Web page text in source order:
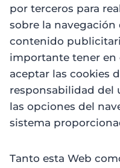
por terceros para
sobre la
contenido
importante tener en
aceptar las cookies
responsabilidad del
las opciones del
sistema
Tanto esta Web